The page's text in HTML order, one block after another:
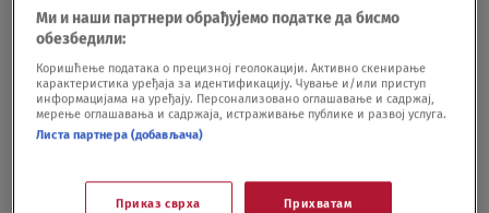
FOTO
Učenici Gimnazije iz Kraljeva predstavom
skupljaju novac za lečenje dece
EMISIJE20.06.23.
Ми и наши партнери обрађујемо податке да бисмо
обезбедили:
Коришћење података о прецизној геолокацији. Активно скенирање
карактеристика уређаја за идентификацију. Чување и/или приступ
информацијама на уређају. Персонализовано оглашавање и садржај,
мерење оглашавања и садржаја, истраживање публике и развој услуга.
Листа партнера (добављача)
Приказ сврха Прихватам